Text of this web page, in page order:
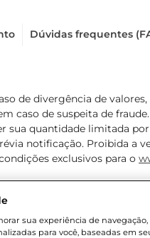
Dúvidas frequentes
de divergência de
caso de suspeita de
sua quantidade limitada
notificação. Proibida a
exclusivos para o
sua experiência de
para você, baseadas em